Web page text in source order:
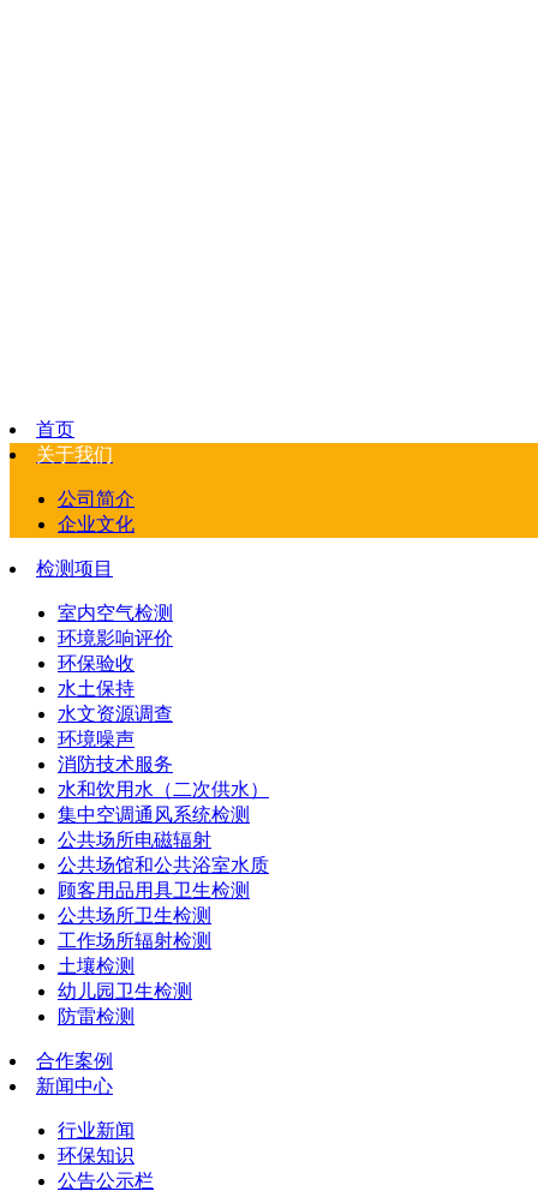
首页
关于我们
公司简介
企业文化
检测项目
室内空气检测
环境影响评价
环保验收
水土保持
水文资源调查
环境噪声
消防技术服务
水和饮用水（二次供水）
集中空调通风系统检测
公共场所电磁辐射
公共场馆和公共浴室水质
顾客用品用具卫生检测
公共场所卫生检测
工作场所辐射检测
土壤检测
幼儿园卫生检测
防雷检测
合作案例
新闻中心
行业新闻
环保知识
公告公示栏